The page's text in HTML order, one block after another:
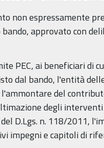
non espressamente
approvato con
PEC, ai beneficiari di
dal bando, l'entità
del
degli interventi
D.Lgs. n. 118/2011,
impegni e capitoli di